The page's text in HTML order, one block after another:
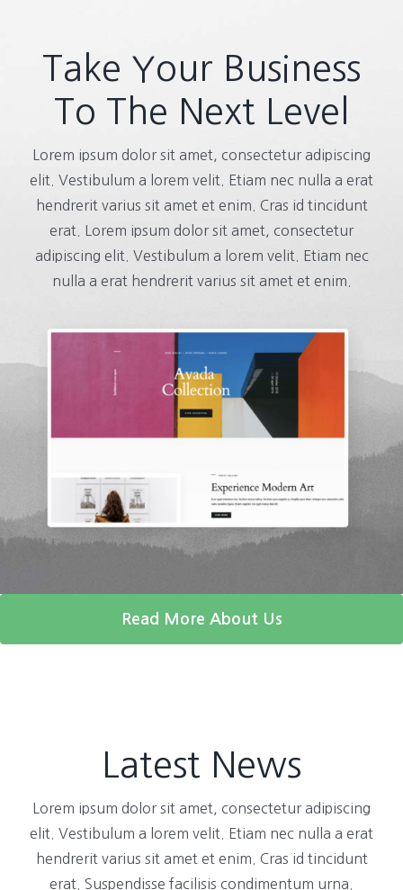
Take Your Business
To The Next Level
Lorem ipsum dolor sit amet, consectetur adipiscing
elit. Vestibulum a lorem velit. Etiam nec nulla a erat
hendrerit varius sit amet et enim. Cras id tincidunt
erat. Lorem ipsum dolor sit amet, consectetur
adipiscing elit. Vestibulum a lorem velit. Etiam nec
nulla a erat hendrerit varius sit amet et enim.
Read More About Us
Latest News
Lorem ipsum dolor sit amet, consectetur adipiscing
elit. Vestibulum a lorem velit. Etiam nec nulla a erat
hendrerit varius sit amet et enim. Cras id tincidunt
erat. Suspendisse facilisis condimentum urna.